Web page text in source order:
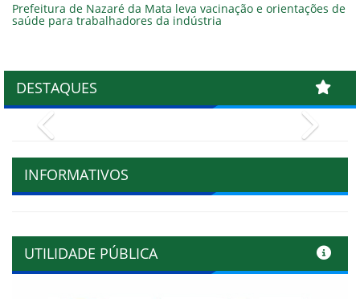
Prefeitura de Nazaré da Mata leva vacinação e orientações de
saúde para trabalhadores da indústria
DESTAQUES
INFORMATIVOS
UTILIDADE PÚBLICA